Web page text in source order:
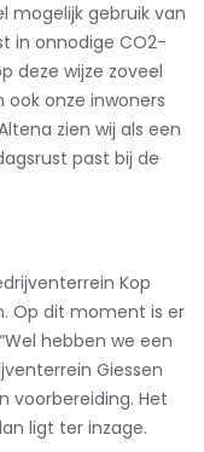
mogelijk gebruik van
in onnodige CO2-
deze wijze zoveel
onze inwoners
zien wij als een
past bij de
Kop
Op dit moment is er
hebben we een
Giessen
voorbereiding. Het
ligt ter inzage.